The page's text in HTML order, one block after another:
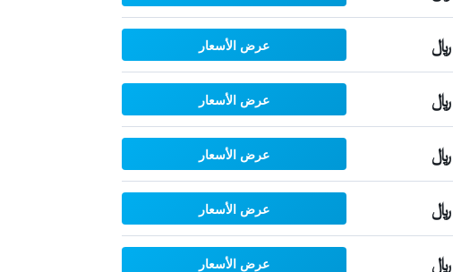
عرض الأسعار
عرض الأسعار
عرض الأسعار
عرض الأسعار
عرض الأسعار